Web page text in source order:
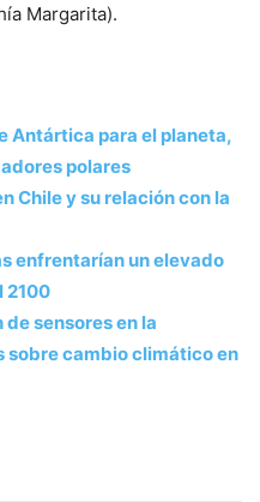
Margarita).
Antártica para el planeta,
polares
Chile y su relación con la
enfrentarían un elevado
2100
sensores en la
cambio climático en